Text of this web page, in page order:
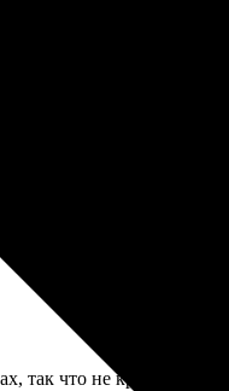
такой услуги нет,
так что не критично.